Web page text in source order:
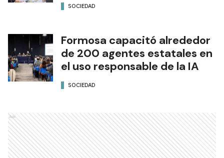
SOCIEDAD
Formosa capacitó alrededor
de 200 agentes estatales en
el uso responsable de la IA
SOCIEDAD
Ads